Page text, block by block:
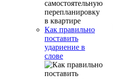
Как правильно
поставить
удариение в
слове